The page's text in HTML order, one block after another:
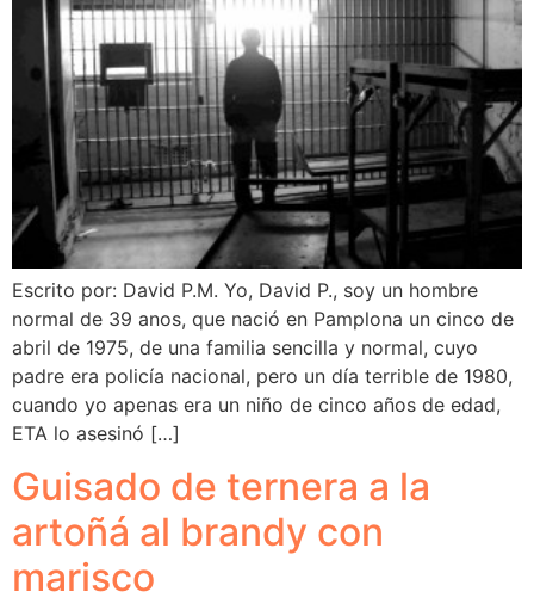
Escrito por: David P.M. Yo, David P., soy un hombre
normal de 39 anos, que nació en Pamplona un cinco de
abril de 1975, de una familia sencilla y normal, cuyo
padre era policía nacional, pero un día terrible de 1980,
cuando yo apenas era un niño de cinco años de edad,
ETA lo asesinó […]
Guisado de ternera a la
artoñá al brandy con
marisco